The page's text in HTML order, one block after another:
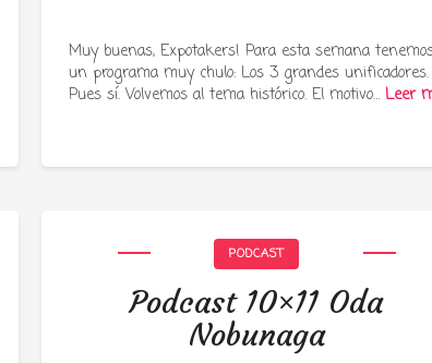
Muy buenas, Expotakers! Para esta semana
un programa muy chulo: Los 3 grandes unificadores.
Pues sí. Volvemos al tema histórico. El motivo…Leer
PODCAST
Podcast 10×11 Oda
Nobunaga